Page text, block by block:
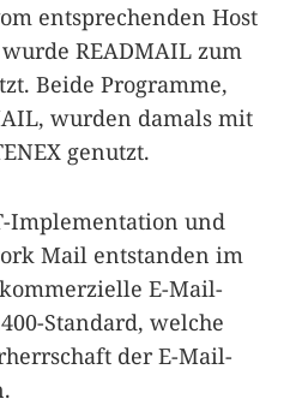
entsprechenden Host
READMAIL zum
Beide Programme,
wurden damals mit
genutzt.
Implementation und
Mail entstanden im
E-Mail-
Standard, welche
der E-Mail-